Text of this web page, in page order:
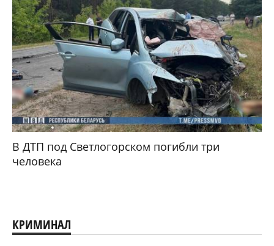
В ДТП под Светлогорском погибли три
человека
КРИМИНАЛ